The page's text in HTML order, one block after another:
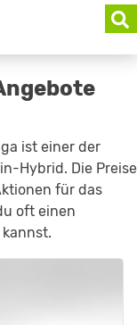
ist einer der
Hybrid. Die Preise
für das
oft einen